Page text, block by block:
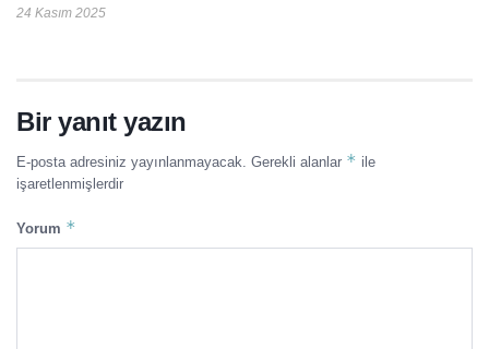
24 Kasım 2025
Bir yanıt yazın
E-posta adresiniz yayınlanmayacak. Gerekli alanlar * ile
işaretlenmişlerdir
Yorum *